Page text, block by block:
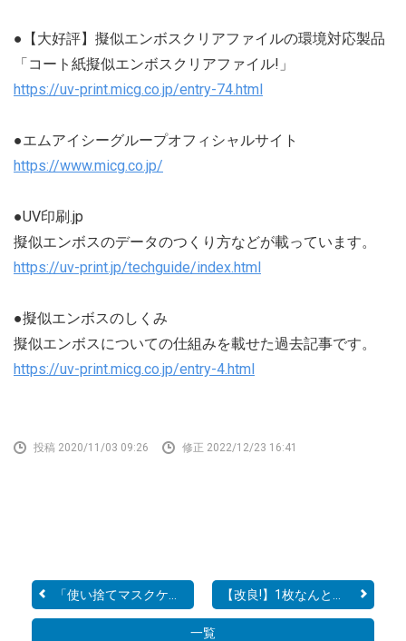
●【大好評】擬似エンボスクリアファイルの環境対応製品
「コート紙擬似エンボスクリアファイル!」
https://uv-print.micg.co.jp/entry-74.html
●エムアイシーグループオフィシャルサイト
https://www.micg.co.jp/
●UV印刷.jp
擬似エンボスのデータのつくり方などが載っています。
https://uv-print.jp/techguide/index.html
●擬似エンボスのしくみ
擬似エンボスについての仕組みを載せた過去記事です。
https://uv-print.micg.co.jp/entry-4.html
投稿 2020/11/03 09:26 修正 2022/12/23 16:41
「使い捨てマスクケース」... 【改良!】1枚なんと@6.9円...
一覧